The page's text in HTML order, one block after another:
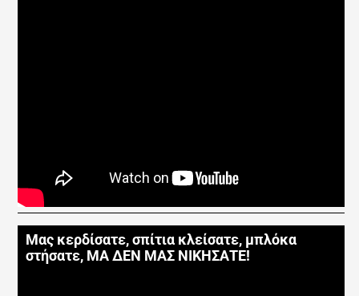
Μας κερδίσατε, σπίτια κλείσατε, μπλόκα
στήσατε, ΜΑ ΔΕΝ ΜΑΣ ΝΙΚΗΣΑΤΕ!